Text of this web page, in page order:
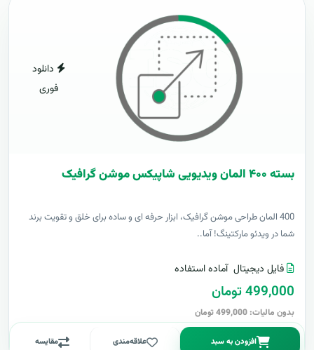
دانلود
فوری
بسته ۴۰۰ المان ویدیویی شاپیکس موشن گرافیک
400 المان طراحی موشن گرافیک، ابزار حرفه ای و ساده برای خلق و تقویت برند
شما در ویدئو مارکتینگ! آما..
فایل دیجیتال آماده استفاده
499,000 تومان
بدون مالیات: 499,000 تومان
افزودن به سبد علاقه‌مندی مقایسه